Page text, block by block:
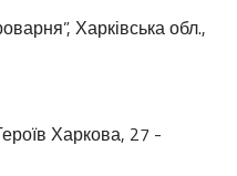
Харківська обл.,
Харкова, 27 -